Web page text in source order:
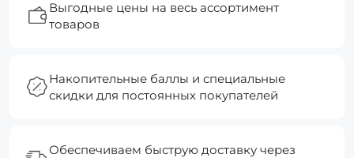
Выгодные цены на весь ассортимент
товаров
Накопительные баллы и специальные
скидки для постоянных покупателей
Обеспечиваем быструю доставку через